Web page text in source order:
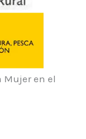
Mujer en el